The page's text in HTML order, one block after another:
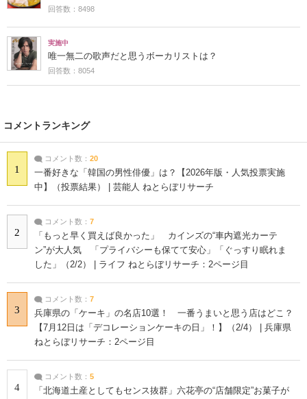
回答数：8498
実施中
唯一無二の歌声だと思うボーカリストは？
回答数：8054
コメントランキング
1
コメント数： 20
一番好きな「韓国の男性俳優」は？【2026年版・人気投票実施
中】（投票結果） | 芸能人 ねとらぼリサーチ
2
コメント数： 7
「もっと早く買えば良かった」 カインズの“車内遮光カーテ
ン”が大人気 「プライバシーも保てて安心」「ぐっすり眠れま
した」（2/2） | ライフ ねとらぼリサーチ：2ページ目
3
コメント数： 7
兵庫県の「ケーキ」の名店10選！ 一番うまいと思う店はどこ？
【7月12日は「デコレーションケーキの日」！】（2/4） | 兵庫県
ねとらぼリサーチ：2ページ目
4
コメント数： 5
「北海道土産としてもセンス抜群」六花亭の“店舗限定”お菓子が